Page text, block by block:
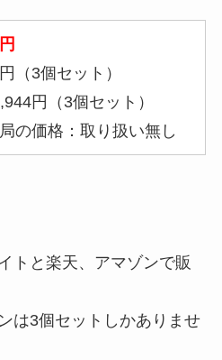
（3個セット）
円（3個セット）
の価格：取り扱い無し
トと楽天、アマゾンで販
は3個セットしかありませ